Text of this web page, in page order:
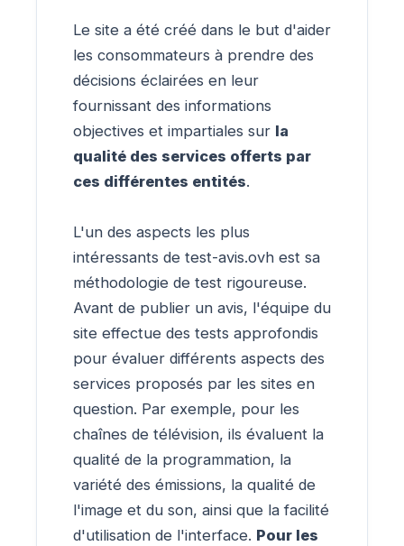
Le site a été créé dans le but d'aider
les consommateurs à prendre des
décisions éclairées en leur
fournissant des informations
objectives et impartiales sur la
qualité des services offerts par
ces différentes entités.
L'un des aspects les plus
intéressants de test-avis.ovh est sa
méthodologie de test rigoureuse.
Avant de publier un avis, l'équipe du
site effectue des tests approfondis
pour évaluer différents aspects des
services proposés par les sites en
question. Par exemple, pour les
chaînes de télévision, ils évaluent la
qualité de la programmation, la
variété des émissions, la qualité de
l'image et du son, ainsi que la facilité
d'utilisation de l'interface. Pour les